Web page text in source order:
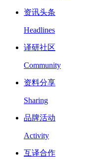
资讯头条
Headlines
译研社区
Community
资料分享
Sharing
品牌活动
Activity
互译合作